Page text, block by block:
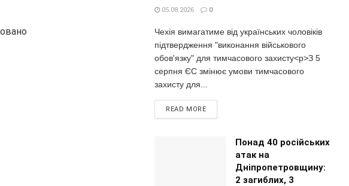
05.08.2026 0
Чехія вимагатиме від українських чоловіків
підтвердження "виконання військового
обов'язку" для тимчасового захисту<p>З 5
серпня ЄС змінює умови тимчасового
захисту для...
READ MORE
Понад 40 російських
атак на
Дніпропетровщину:
2 загиблих, 3